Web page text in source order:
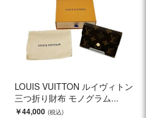
LOUIS VUITTON ルイヴィトン
三つ折り財布 モノグラム...
￥44,000